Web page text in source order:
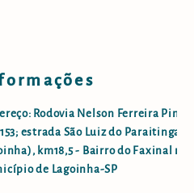
Rodovia Nelson Ferreira Pinto
estrada São Luiz do Paraitinga -
km18,5 - Bairro do Faxinal no
de Lagoinha-SP